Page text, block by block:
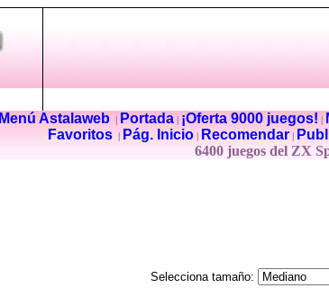
Menú Astalaweb| Portada| ¡Oferta 9000 juegos!
Favoritos
Pág. Inicio Recomendar
6400 juegos del ZX
Selecciona tamaño: